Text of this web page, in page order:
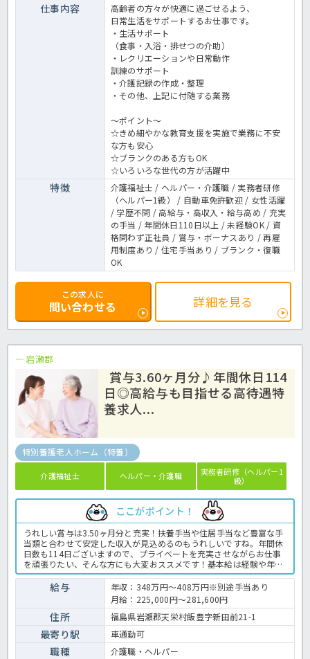
仕事内容
高齢者の方々が快適に過ごせるよう、
日常生活をサポートするお仕事です。
・生活サポート
（食事・入浴・排せつの介助）
・レクリエーションや日常動作
訓練のサポート
・介護記録の作成・整理
・その他、上記に付随する業務
～ポイント～
☆きめ細やかな教育支援を実施で業務に不安
な方も安心
☆ブランクのある方もOK
☆いろいろな世代の方が活躍中
特徴
介護福祉士 / ヘルパー・介護職 / 実務者研修
（ヘルパー1級） / 自動車免許歓迎 / 女性活躍
/ 学歴不問 / 高給与・高収入・給与高め / 充実
の手当 / 年間休日110日以上 / 未経験OK / 資
格問わず正社員 / 賞与・ボーナスあり / 再雇
用制度あり / 住宅手当あり / ブランク・復職
OK
この求人に
問い合わせる 詳細を見る
岩瀬郡
賞与3.60ヶ月分♪年間休日114
日◎高給与も目指せる高待遇特
養求人...
特別養護老人ホーム（特養）
介護福祉士 ヘルパー・介護職
実務者研修（ヘルパー1
級）
ここがポイント！
うれしい賞与は3.50ヶ月分と充実！扶養手当や住居手当など豊富な手
当類と合わせて安定した収入が見込めるのもうれしいですね。年間休
日数も114日ございますので、プライベートを充実させながらお仕事
を頑張りたい、そんな方にも大変おススメです！基本給は経験や年齢
を考慮して決定しますので、まずはお気軽にほっ介護までお問い合わ
せくださいね。特養での介護業務全般です。＜介護職 正職員 特養
の求人＞
給与
年収：348万円～408万円※別途手当あり
月給：225,000円～281,600円
住所 福島県岩瀬郡天栄村飯豊字新田前21-1
最寄り駅 車通勤可
職種 介護職・ヘルパー